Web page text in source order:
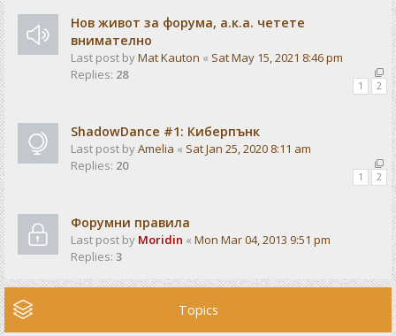
Нов живот за форума, а.к.а. четете
внимателно
Last post byMat Kauton « Sat May 15, 2021 8:46 pm
Replies: 28
1 2
ShadowDance #1: Киберпънк
Last post byAmelia « Sat Jan 25, 2020 8:11 am
Replies: 20
1 2
Форумни правила
Last post by Moridin « Mon Mar 04, 2013 9:51 pm
Replies: 3
Topics